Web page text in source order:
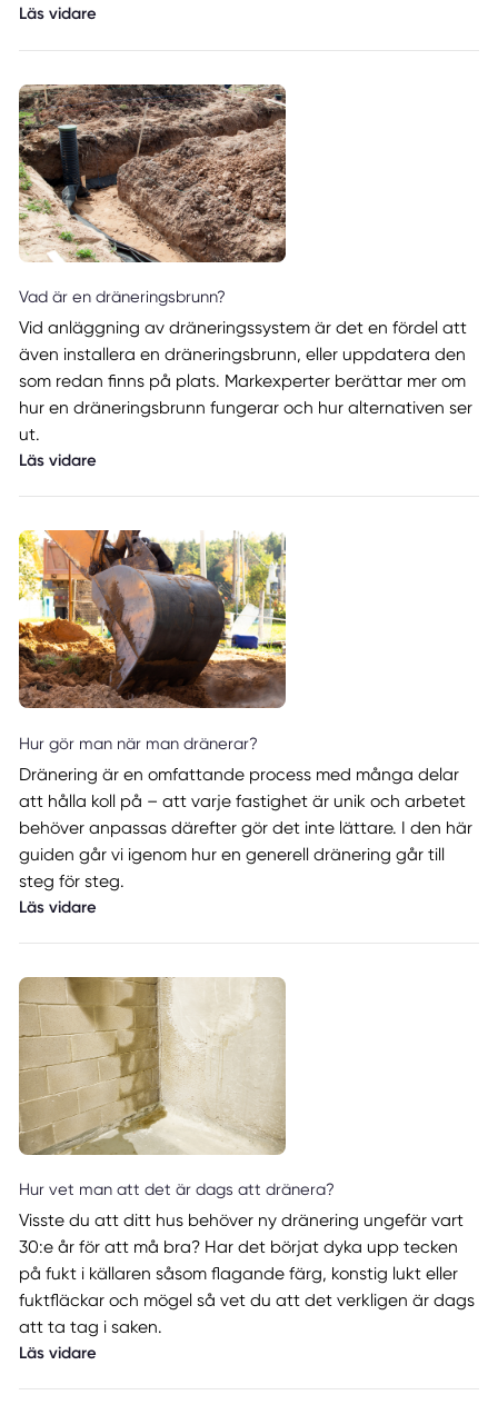
Läs vidare
Vad är en dräneringsbrunn?
Vid anläggning av dräneringssystem är det en fördel att
även installera en dräneringsbrunn, eller uppdatera den
som redan finns på plats. Markexperter berättar mer om
hur en dräneringsbrunn fungerar och hur alternativen ser
ut.
Läs vidare
Hur gör man när man dränerar?
Dränering är en omfattande process med många delar
att hålla koll på – att varje fastighet är unik och arbetet
behöver anpassas därefter gör det inte lättare. I den här
guiden går vi igenom hur en generell dränering går till
steg för steg.
Läs vidare
Hur vet man att det är dags att dränera?
Visste du att ditt hus behöver ny dränering ungefär vart
30:e år för att må bra? Har det börjat dyka upp tecken
på fukt i källaren såsom flagande färg, konstig lukt eller
fuktfläckar och mögel så vet du att det verkligen är dags
att ta tag i saken.
Läs vidare